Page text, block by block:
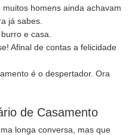
homens ainda achavam
já sabes.
e casa.
Afinal de contas a felicidade
é o despertador. Ora
de Casamento
longa conversa, mas que